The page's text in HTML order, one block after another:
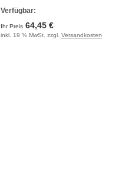
Verfügbar:
Ihr Preis 64,45 €
inkl. 19 % MwSt. zzgl. Versandkosten